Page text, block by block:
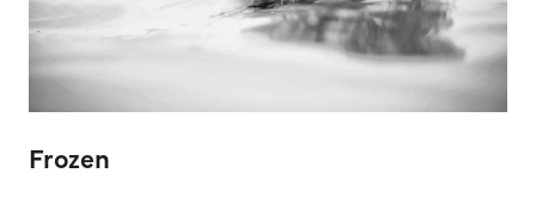
Frozen